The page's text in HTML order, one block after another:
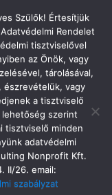
Email SMS
Szülők! Értesítjük
Rendelet
tisztviselővel
az Önök, vagy
tárolásával,
észrevételük, vagy
a tisztviselő
lehetőség szerint
tisztviselő minden
adatvédelmi
Nonprofit Kft.
II/26. email:
szabályzat